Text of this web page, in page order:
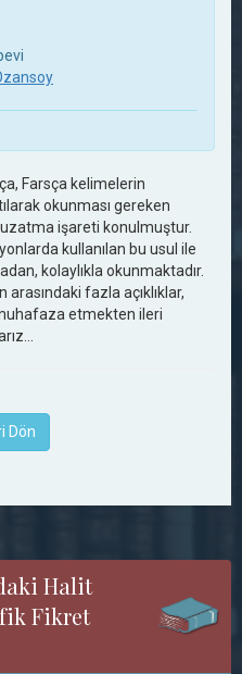
Farsça kelimelerin
okunması gereken
işareti konulmuştur.
kullanılan bu usul ile
kolaylıkla okunmaktadır.
arasındaki fazla açıklıklar,
etmekten ileri
Dön
Halit
Fikret